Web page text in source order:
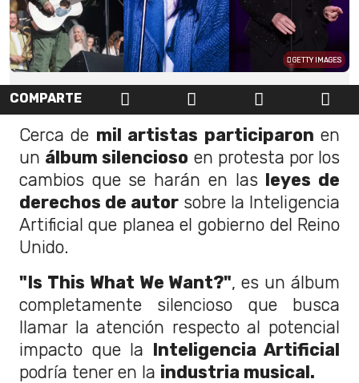
GETTY IMAGES
COMPARTE
Cerca de mil artistas participaron en
un álbum silencioso en protesta por los
cambios que se harán en las leyes de
derechos de autor sobre la Inteligencia
Artificial que planea el gobierno del Reino
Unido.
"Is This What We Want?", es un álbum
completamente silencioso que busca
llamar la atención respecto al potencial
impacto que la Inteligencia Artificial
podría tener en la industria musical.